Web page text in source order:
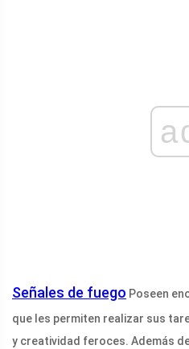
Señales de fuego Poseen
que les permiten realizar sus
y creatividad feroces. Además